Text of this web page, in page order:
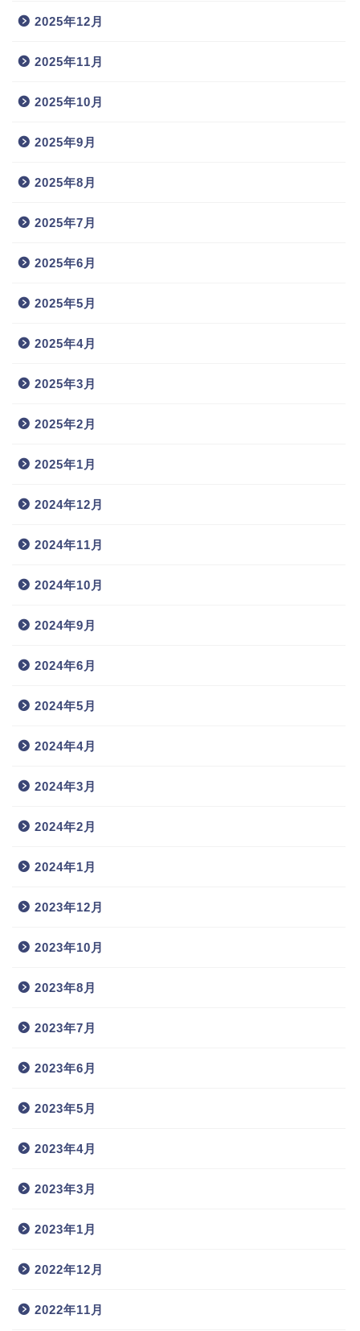
2025年12月
2025年11月
2025年10月
2025年9月
2025年8月
2025年7月
2025年6月
2025年5月
2025年4月
2025年3月
2025年2月
2025年1月
2024年12月
2024年11月
2024年10月
2024年9月
2024年6月
2024年5月
2024年4月
2024年3月
2024年2月
2024年1月
2023年12月
2023年10月
2023年8月
2023年7月
2023年6月
2023年5月
2023年4月
2023年3月
2023年1月
2022年12月
2022年11月